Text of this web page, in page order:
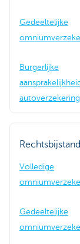
Gedeeltelijke
Burgerlijke
autoverzekering
Rechtsbijstand
Volledige
Gedeeltelijke